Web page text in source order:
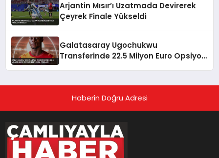
Arjantin Mısır’ı Uzatmada Devirerek
Çeyrek Finale Yükseldi
Galatasaray Ugochukwu
Transferinde 22.5 Milyon Euro Opsiyon
Haberin Doğru Adresi